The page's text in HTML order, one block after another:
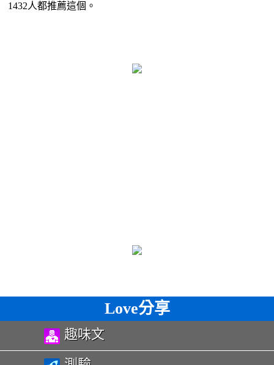
1432人都推薦這個。
Love分享
趣味文